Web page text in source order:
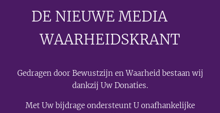
DE NIEUWE MEDIA🟣
WAARHEIDSKRANT
Gedragen door Bewustzijn en Waarheid bestaan wij
dankzij Uw Donaties.
Met Uw bijdrage ondersteunt U onafhankelijke